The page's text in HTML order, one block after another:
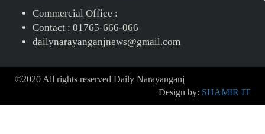
Commercial Office :
Contact : 01765-666-066
dailynarayanganjnews@gmail.com
©2020 All rights reserved Daily Narayanganj
Design by: SHAMIR IT